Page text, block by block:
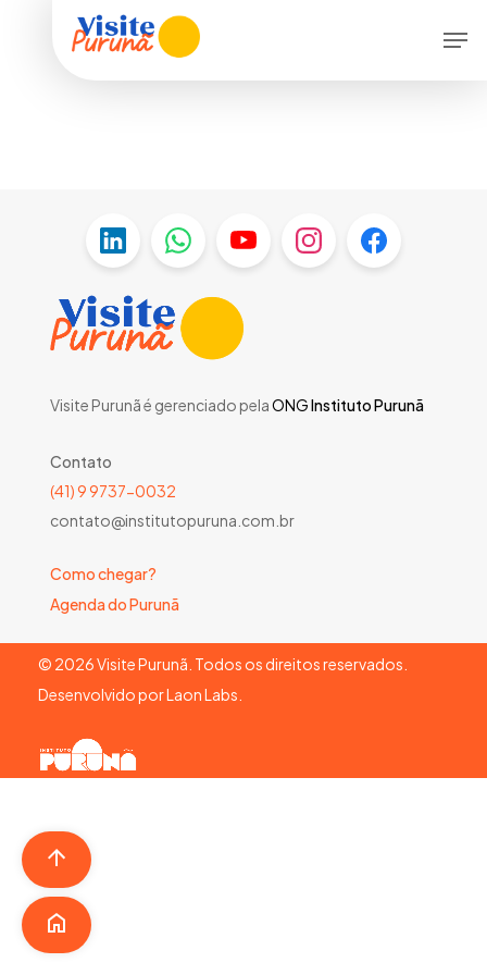
Visite Purunã é gerenciado pelaONGInstituto Purunã
Contato
(41) 9 9737-0032
contato@institutopuruna.com.br
Como chegar?
Agenda do Purunã
© 2026Visite Purunã. Todos os direitos reservados.
Desenvolvido porLaon Labs